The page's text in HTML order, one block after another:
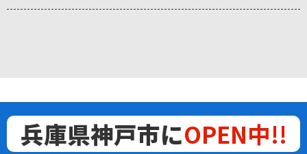
兵庫県神戸市にOPEN中!!